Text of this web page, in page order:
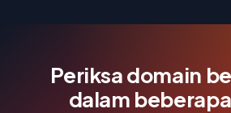
Periksa domain
dalam